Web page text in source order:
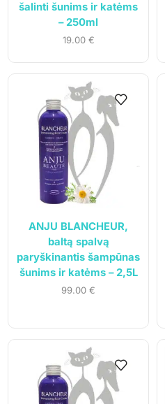
šalinti šunims ir katėms
– 250ml
19.00 €
ANJU BLANCHEUR,
baltą spalvą
paryškinantis šampūnas
šunims ir katėms – 2,5L
99.00 €
UAB „Andruma”